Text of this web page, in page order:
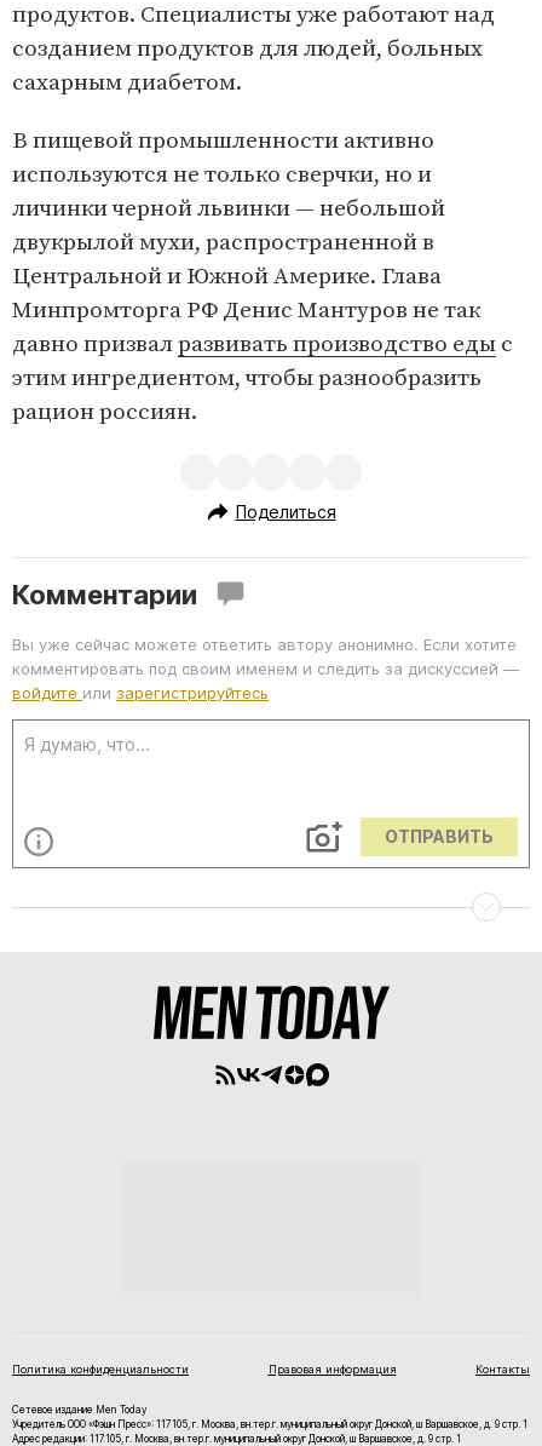
продуктов. Специалисты уже работают над
созданием продуктов для людей, больных
сахарным диабетом.
В пищевой промышленности активно
используются не только сверчки, но и
личинки черной львинки — небольшой
двукрылой мухи, распространенной в
Центральной и Южной Америке. Глава
Минпромторга РФ Денис Мантуров не так
давно призвалразвивать производство еды с
этим ингредиентом, чтобы разнообразить
рацион россиян.
Поделиться
Комментарии
Вы уже сейчас можете ответить автору анонимно. Если хотите
комментировать под своим именем и следить за дискуссией —
войдите или зарегистрируйтесь
ОТПРАВИТЬ
Политика конфиденциальности Правовая информация Контакты
Сетевое издание Men Today
Учредитель ООО «Фэшн Пресс»: 117105, г. Москва, вн.тер.г. муниципальный округ Донской, ш Варшавское, д. 9 стр. 1
Адрес редакции: 117105, г. Москва, вн.тер.г. муниципальный округ Донской, ш Варшавское, д. 9 стр. 1